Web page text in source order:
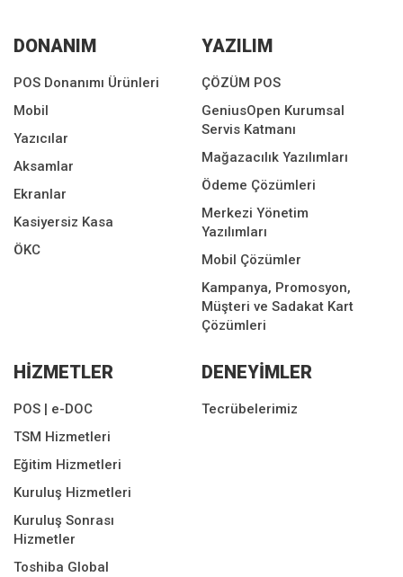
DONANIM
POS Donanımı Ürünleri
Mobil
Yazıcılar
Aksamlar
Ekranlar
Kasiyersiz Kasa
ÖKC
YAZILIM
ÇÖZÜM POS
GeniusOpen Kurumsal
Servis Katmanı
Mağazacılık Yazılımları
Ödeme Çözümleri
Merkezi Yönetim
Yazılımları
Mobil Çözümler
Kampanya, Promosyon,
Müşteri ve Sadakat Kart
Çözümleri
HİZMETLER
POS | e-DOC
TSM Hizmetleri
Eğitim Hizmetleri
Kuruluş Hizmetleri
Kuruluş Sonrası
Hizmetler
Toshiba Global
DENEYİMLER
Tecrübelerimiz